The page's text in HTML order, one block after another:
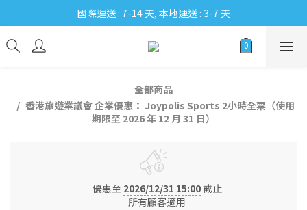
國際運送 : 7-14 天, 本地運送 : 3-7 天
全部商品
香港旅遊業議會 企業優惠： Joypolis Sports 2小時全票（使用
期限至 2026 年 12 月 31 日）
優惠至 2026/12/31 15:00截止
所有顧客適用